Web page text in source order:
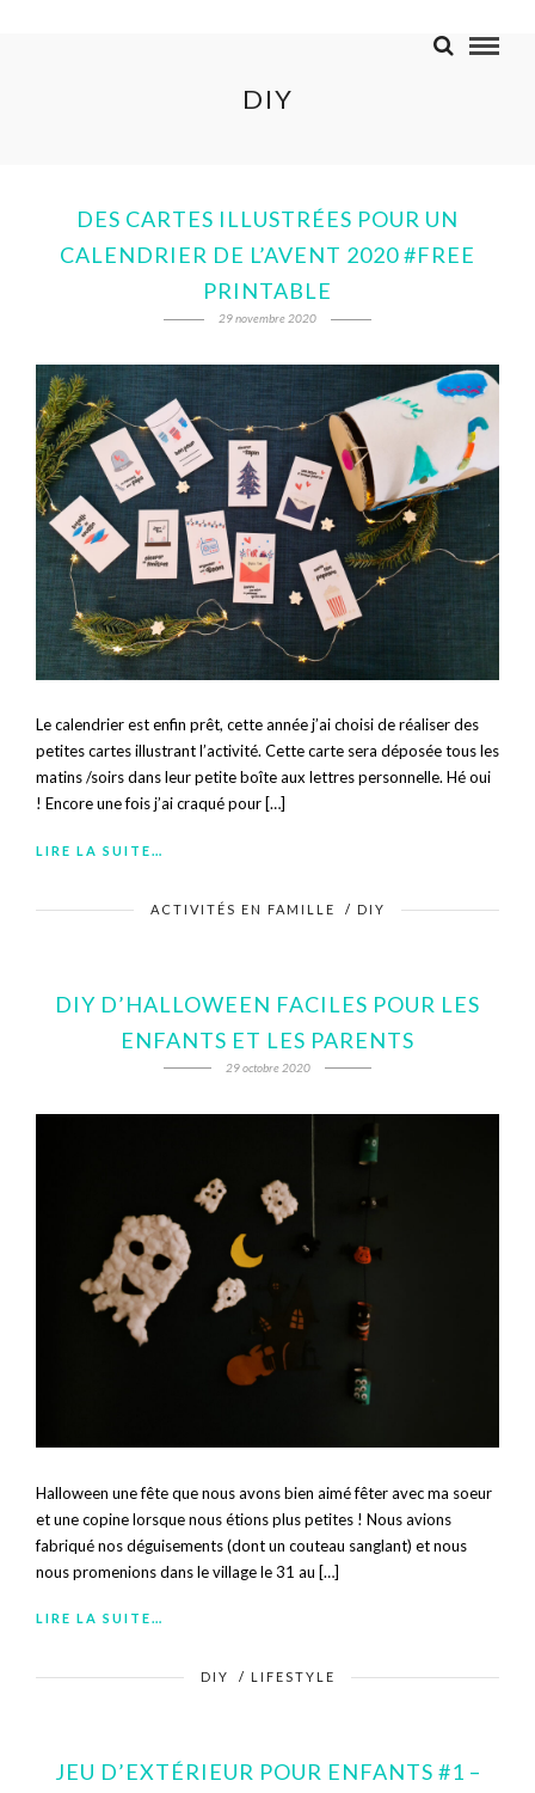
DIY
DES CARTES ILLUSTRÉES POUR UN
CALENDRIER DE L’AVENT 2020 #FREE
PRINTABLE
29 novembre 2020
Le calendrier est enfin prêt, cette année j’ai choisi de réaliser des
petites cartes illustrant l’activité. Cette carte sera déposée tous les
matins /soirs dans leur petite boîte aux lettres personnelle. Hé oui
! Encore une fois j’ai craqué pour […]
LIRE LA SUITE…
ACTIVITÉS EN FAMILLE / DIY
DIY D’HALLOWEEN FACILES POUR LES
ENFANTS ET LES PARENTS
29 octobre 2020
Halloween une fête que nous avons bien aimé fêter avec ma soeur
et une copine lorsque nous étions plus petites ! Nous avions
fabriqué nos déguisements (dont un couteau sanglant) et nous
nous promenions dans le village le 31 au […]
LIRE LA SUITE…
DIY / LIFESTYLE
JEU D’EXTÉRIEUR POUR ENFANTS #1 –